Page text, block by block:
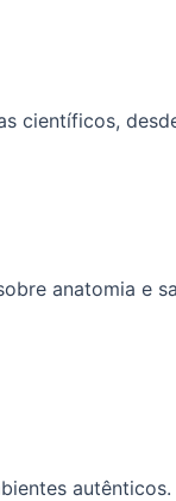
científicos,
anatomia e
autênticos.